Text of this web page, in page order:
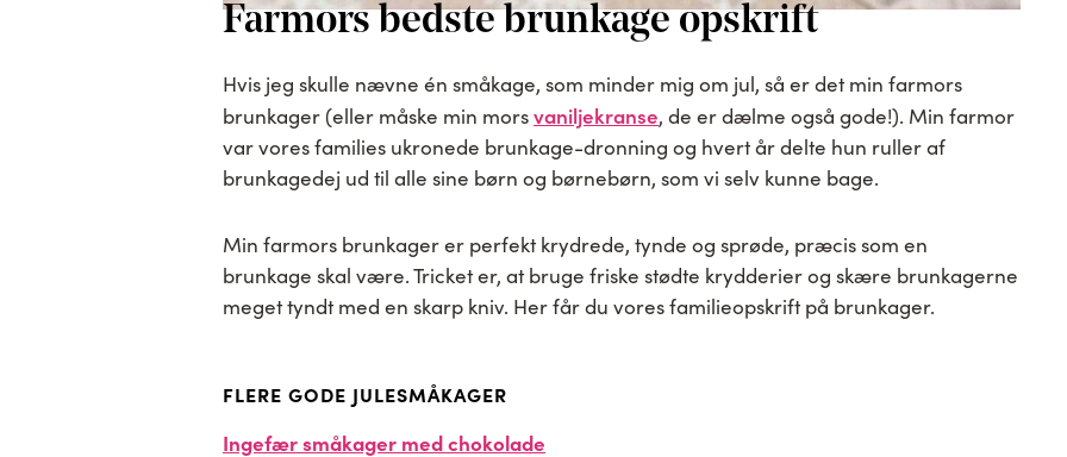
Farmors bedste brunkage opskrift
Hvis jeg skulle nævne én småkage, som minder mig om jul, så er det min farmors
brunkager (eller måske min morsvaniljekranse, de er dælme også gode!). Min farmor
var vores families ukronede brunkage-dronning og hvert år delte hun ruller af
brunkagedej ud til alle sine børn og børnebørn, som vi selv kunne bage.
Min farmors brunkager er perfekt krydrede, tynde og sprøde, præcis som en
brunkage skal være. Tricket er, at bruge friske stødte krydderier og skære brunkagerne
meget tyndt med en skarp kniv. Her får du vores familieopskrift på brunkager.
FLERE GODE JULESMÅKAGER
Ingefær småkager med chokolade